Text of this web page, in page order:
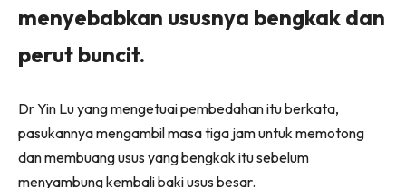
menyebabkan ususnya bengkak dan
perut buncit.
Dr Yin Lu yang mengetuai pembedahan itu berkata,
pasukannya mengambil masa tiga jam untuk memotong
dan membuang usus yang bengkak itu sebelum
menyambung kembali baki usus besar.